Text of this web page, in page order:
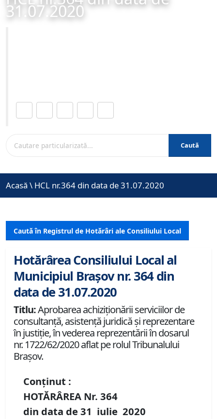
31.07.2020
Caută
Acasă \ HCL nr.364 din data de 31.07.2020
Caută în Registrul de Hotărâri ale Consiliului Local
Hotărârea Consiliului Local al
Municipiul Brașov nr. 364 din
data de 31.07.2020
Titlu:Aprobarea achiziţionării serviciilor de
consultanţă, asistenţă juridică şi reprezentare
în justiţie, în vederea reprezentării în dosarul
nr. 1722/62/2020 aflat pe rolul Tribunalului
Braşov.
Conținut :
HOTĂRÂREA Nr. 364
din data de 31 iulie 2020